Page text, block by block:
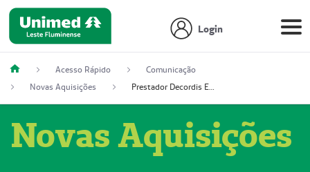
Login
Acesso Rápido
Comunicação
Novas Aquisições
Prestador Decordis Exames Cardiológicos LTDA (51004346-0)
Novas Aquisições